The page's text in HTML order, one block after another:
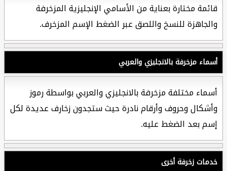
قائمة مختارة بعناية من الأسامي الإنجليزية المزخرفة
والجاهزة للنسخ واللصق عبر الضغط الإسم المزخرف.
أسماء مزخرفة بالانجليزي والعربي
أسماء مختلفة مزخرفة بالانجليزي والعربي بواسطة رموز
وأشكال وحروف وأرقام نادرة حيث ستجدون زخارف عديدة لكل
إسم بعد الضغط عليه.
خدمات زخرفة أخرى